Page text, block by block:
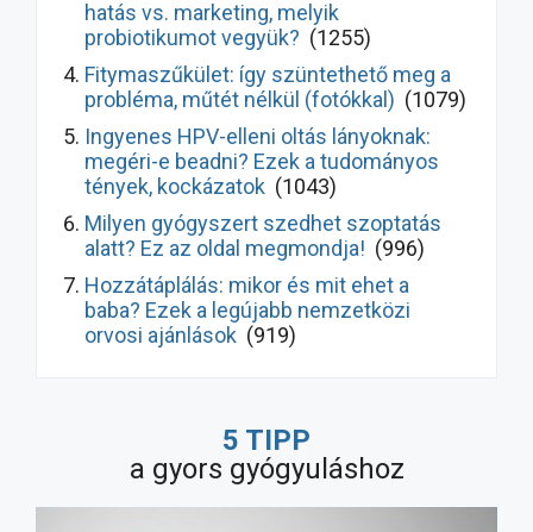
hatás vs. marketing, melyik
probiotikumot vegyük? (1255)
Fitymaszűkület: így szüntethető meg a
probléma, műtét nélkül (fotókkal) (1079)
Ingyenes HPV-elleni oltás lányoknak:
megéri-e beadni? Ezek a tudományos
tények, kockázatok (1043)
Milyen gyógyszert szedhet szoptatás
alatt? Ez az oldal megmondja! (996)
Hozzátáplálás: mikor és mit ehet a
baba? Ezek a legújabb nemzetközi
orvosi ajánlások (919)
gyógyul meg hamarabb! Ezek a legújabb
ajánlások(9570)
5 TIPP
a gyors gyógyuláshoz